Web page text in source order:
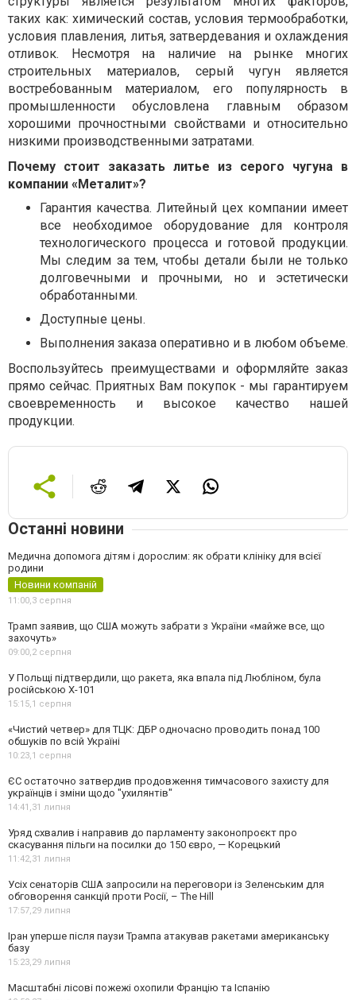
таких как: химический состав, условия термообработки,
условия плавления, литья, затвердевания и охлаждения
отливок. Несмотря на наличие на рынке многих
строительных материалов, серый чугун является
востребованным материалом, его популярность в
промышленности обусловлена ​​главным образом
хорошими прочностными свойствами и относительно
низкими производственными затратами.
Почему стоит заказать литье из серого чугуна в
компании «Металит»?
Гарантия качества. Литейный цех компании имеет
все необходимое оборудование для контроля
технологического процесса и готовой продукции.
Мы следим за тем, чтобы детали были не только
долговечными и прочными, но и эстетически
обработанными.
Доступные цены.
Выполнения заказа оперативно и в любом объеме.
Воспользуйтесь преимуществами и оформляйте заказ
прямо сейчас. Приятных Вам покупок - мы гарантируем
своевременность и высокое качество нашей
продукции.
Останні новини
Медична допомога дітям і дорослим: як обрати клініку для всієї
родини
Новини компаній
11:00,3 серпня
Трамп заявив, що США можуть забрати з України «майже все, що
захочуть»
09:00,2 серпня
У Польщі підтвердили, що ракета, яка впала під Любліном, була
російською Х-101
15:15,1 серпня
«Чистий четвер» для ТЦК: ДБР одночасно проводить понад 100
обшуків по всій Україні
10:23,1 серпня
ЄС остаточно затвердив продовження тимчасового захисту для
українців і зміни щодо "ухилянтів"
14:41,31 липня
Уряд схвалив і направив до парламенту законопроєкт про
скасування пільги на посилки до 150 євро, — Корецький
11:42,31 липня
Усіх сенаторів США запросили на переговори із Зеленським для
обговорення санкцій проти Росії, – The Hill
17:57,29 липня
Іран уперше після паузи Трампа атакував ракетами американську
базу
15:23,29 липня
Масштабні лісові пожежі охопили Францію та Іспанію